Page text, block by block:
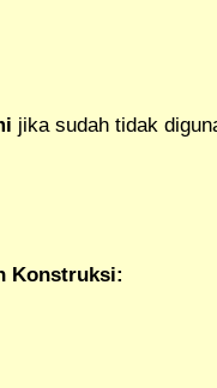
jika sudah tidak
Konstruksi: